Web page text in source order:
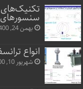
تکنیک‌های
بهمن 24, 1400
انواع
شهریور 10, 1400